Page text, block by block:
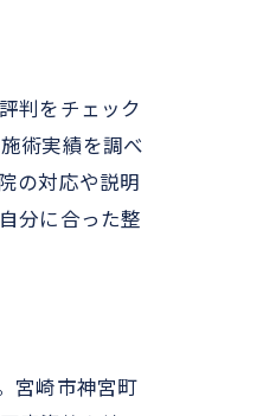
判をチェック
術実績を調べ
の対応や説明
分に合った整
宮崎市神宮町